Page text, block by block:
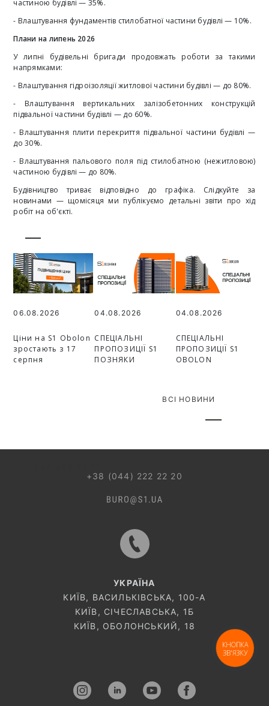
частиною будівлі — 35%.
- Влаштування фундаментів стилобатної частини будівлі — 10%.
Плани на липень 2026
У липні будівельні бригади продовжать роботи за такими
напрямками:
- Влаштування гідроізоляції житлової частини будівлі — до 80%.
- Влаштування вертикальних залізобетонних конструкцій
підвальної частини будівлі — до 60%.
- Влаштування плити перекриття підвальної частини будівлі —
до 30%.
- Влаштування пальового поля під стилобатною (нежитловою)
частиною будівлі — до 80%.
Будівництво триває відповідно до графіка. Слідкуйте за
новинами — щомісяця ми публікуємо детальні звіти про хід
робіт на об'єкті.
06.08.2026
Ціни на S1 Obolon
зростають з 17
серпня
04.08.2026
СПЕЦІАЛЬНІ
ПРОПОЗИЦІЇ S1
ПОЗНЯКИ
04.08.2026
СПЕЦІАЛЬНІ
ПРОПОЗИЦІЇ S1
OBOLON
ВСІ НОВИНИ
+38 (044) 222 22 20
УКРАЇНА
КИЇВ, ВАСИЛЬКІВСЬКА, 100-A
КИЇВ, СІЧЕСЛАВСЬКА, 1Б
КИЇВ, ОБОЛОНСЬКИЙ, 18
КНОПКА
ЗВ'ЯЗКУ